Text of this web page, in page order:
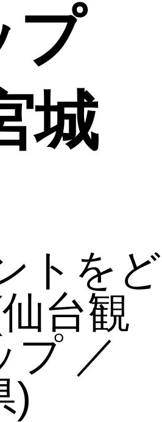
プ
城
トをど
台観
プ ／
)